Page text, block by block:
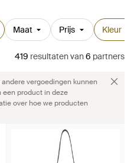
Maat Prijs Kleur
419 resultatenvan6 partners
vergoedingen kunnen
een product in deze
over hoe we producten